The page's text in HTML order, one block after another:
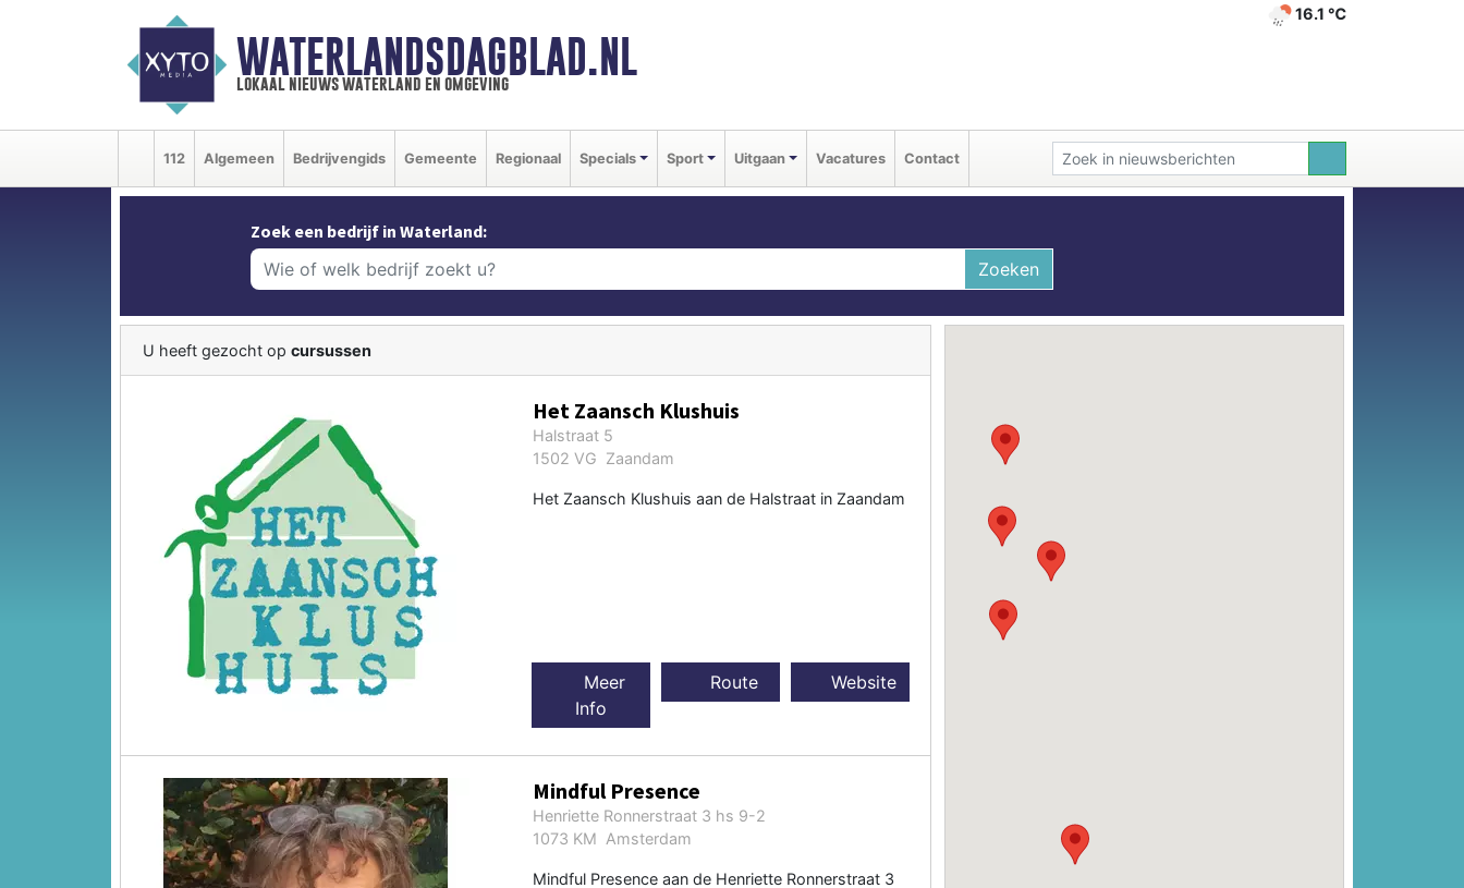
WATERLANDSDAGBLAD.NL
lokaal nieuws waterland en omgeving
16.1 ℃
112 Algemeen Bedrijvengids Gemeente Regionaal Specials Sport Uitgaan Vacatures Contact
Zoek een bedrijf in Waterland:
Zoeken
U heeft gezocht op cursussen
Het Zaansch Klushuis
Halstraat 5
1502 VG Zaandam
Het Zaansch Klushuis aan de Halstraat in Zaandam
Meer
Info
Route Website
Mindful Presence
Henriette Ronnerstraat 3 hs 9-2
1073 KM Amsterdam
Mindful Presence aan de Henriette Ronnerstraat 3